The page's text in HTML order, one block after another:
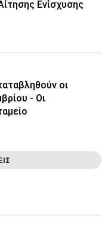
Ενίσχυσης
οι
- Οι